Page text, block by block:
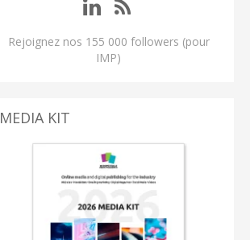
Rejoignez nos 155 000 followers (pour
IMP)
MEDIA KIT